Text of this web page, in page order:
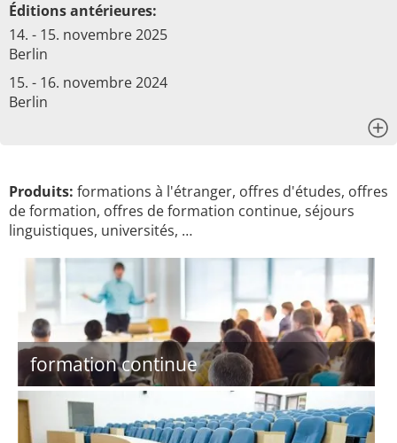
Éditions antérieures:
14. - 15. novembre 2025
Berlin
15. - 16. novembre 2024
Berlin
Produits: formations à l'étranger, offres d'études, offres
de formation, offres de formation continue, séjours
linguistiques, universités, …
formation continue